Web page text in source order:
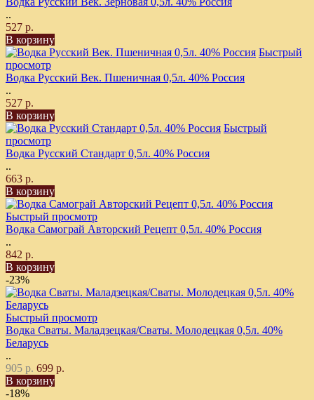
..
527 р.
В корзину
Быстрый
просмотр
Водка Русский Век. Пшеничная 0,5л. 40% Россия
..
527 р.
В корзину
Быстрый
просмотр
Водка Русский Стандарт 0,5л. 40% Россия
..
663 р.
В корзину
Быстрый просмотр
Водка Самограй Авторский Рецепт 0,5л. 40% Россия
..
842 р.
В корзину
-23%
Быстрый просмотр
Водка Сваты. Маладзецкая/Сваты. Молодецкая 0,5л. 40%
Беларусь
..
905 р. 699 р.
В корзину
-18%